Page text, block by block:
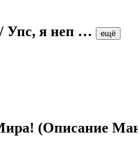
Упс, я неп … ещё
(Описание